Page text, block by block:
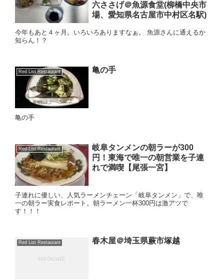
六ささげ＠魚源食堂(柳橋中央市
場、愛知県名古屋市中村区名駅)
今年もあと４ヶ月。いろいろありますなぁ。 魚源さんに通えるか
知らん！？
Red List Restaurant 亀の手
亀の手
Red List Restaurant
岐阜タンメンの朝ラーが300
円！東海で唯一の朝営業を子連
れで満喫【尾張一宮】
子連れに優しい、人気ラーメンチェーン「岐阜タンメン」で、唯
一の朝ラー実食レポート。朝ラーメン一杯300円は激アツで
す！！！
Red List Restaurant 春木屋＠埼玉県蕨市塚越